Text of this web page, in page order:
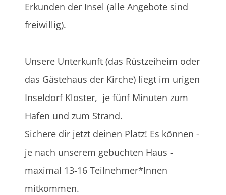
Erkunden der Insel (alle Angebote sind
freiwillig).
Unsere Unterkunft (das Rüstzeiheim oder
das Gästehaus der Kirche) liegt im urigen
Inseldorf Kloster, je fünf Minuten zum
Hafen und zum Strand.
Sichere dir jetzt deinen Platz! Es können -
je nach unserem gebuchten Haus -
maximal 13-16 Teilnehmer*Innen
mitkommen.